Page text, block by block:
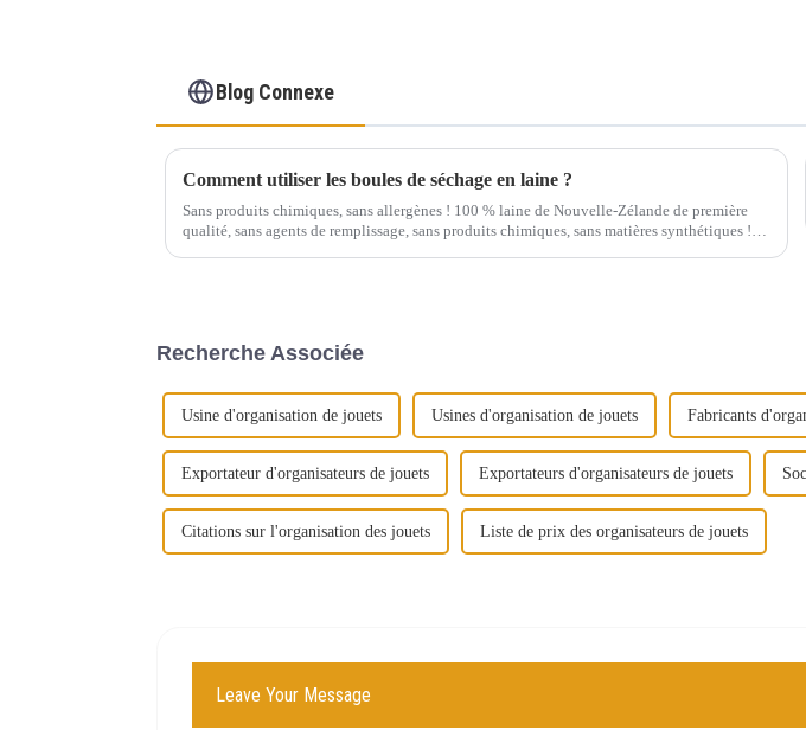
Blog Connexe
Comment utiliser les boules de séchage en laine ?
Sans produits chimiques, sans allergènes ! 100 % laine de Nouvelle-Zélande de première
qualité, sans agents de remplissage, sans produits chimiques, sans matières synthétiques !
Recherche Associée
Usine d'organisation de jouets Usines d'organisation de jouets Fabricants
Exportateur d'organisateurs de jouets Exportateurs d'organisateurs de jouets
Citations sur l'organisation des jouets Liste de prix des organisateurs de jouets
Leave Your Message